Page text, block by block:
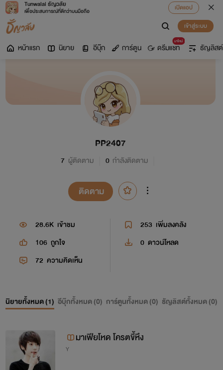
Tunwalai ธัญวลัย
เพื่อประสบการณ์ที่ดีกว่าบนมือถือ
เปิดแอป
เข้าสู่ระบบ
หน้าแรก นิยาย อีบุ๊ก การ์ตูน
มาใหม่
ดรีมแชท ธัญลิสต์
PP2407
7 ผู้ติดตาม 0 กำลังติดตาม
ติดตาม
28.6K เข้าชม 253 เพิ่มลงคลัง
106 ถูกใจ 0 ดาวน์โหลด
72 ความคิดเห็น
นิยายทั้งหมด (1) อีบุ๊กทั้งหมด (0) การ์ตูนทั้งหมด (0) ธัญลิสต์ทั้งหมด (0)
มาเฟียโหด โครตขี้หึง
Y